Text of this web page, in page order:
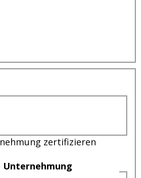
zertifizieren
Unternehmung